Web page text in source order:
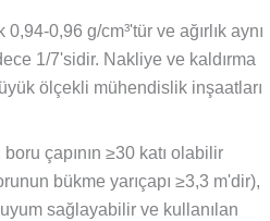
0,96 g/cm³'tür ve ağırlık aynı
1/7'sidir. Nakliye ve kaldırma
ölçekli mühendislik inşaatları
çapının ≥30 katı olabilir
bükme yarıçapı ≥3,3 m'dir),
sağlayabilir ve kullanılan